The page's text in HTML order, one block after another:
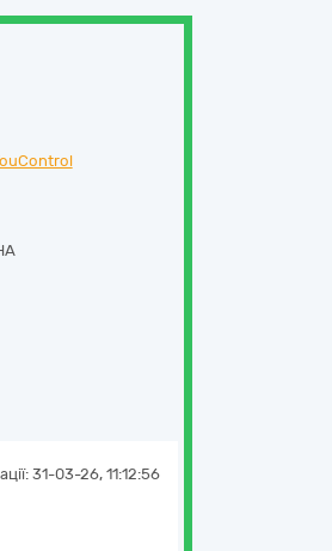
31-03-26, 11:12:56